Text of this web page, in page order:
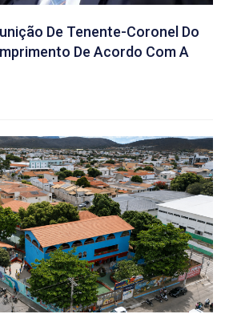
De Tenente-Coronel Do
De Acordo Com A